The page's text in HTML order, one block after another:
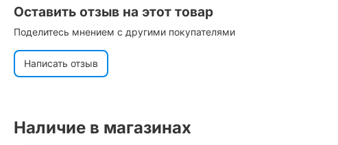
Оставить отзыв на этот товар
Поделитесь мнением с другими покупателями
Написать отзыв
Наличие в магазинах